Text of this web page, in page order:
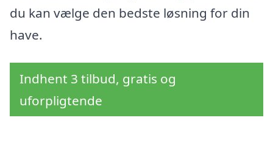
du kan vælge den bedste løsning for din
have.
Indhent 3 tilbud, gratis og
uforpligtende